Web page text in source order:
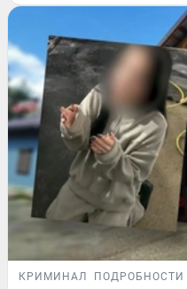
КРИМИНАЛ ПОДРОБНОСТИ